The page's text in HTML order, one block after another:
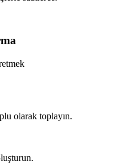
olarak toplayın.